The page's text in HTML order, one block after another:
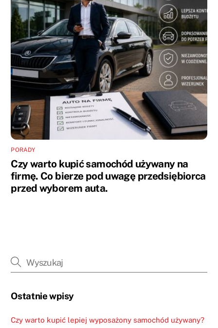
PORADY
Czy warto kupić samochód używany na
firmę. Co bierze pod uwagę przedsiębiorca
przed wyborem auta.
Ostatnie wpisy
Czy warto kupić lepiej wyposażony samochód używany?